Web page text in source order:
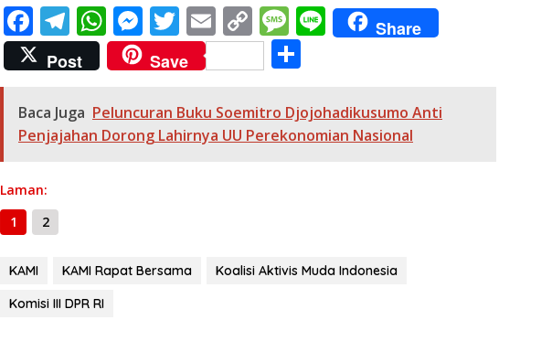
F
ac
e
b
o
k
T
el
e
gr
a
W
h
at
s
A
M
e
ss
e
n
T
w
itt
er
E
m
ai
l
C
o
p
y
Li
M
e
ss
a
g
Li
n
Share
Post
Save
ar
e
Baca Juga Peluncuran Buku Soemitro Djojohadikusumo Anti
Penjajahan Dorong Lahirnya UU Perekonomian Nasional
Laman:
1
2
KAMI KAMI Rapat Bersama
Koalisi Aktivis Muda Indonesia
Komisi III DPR RI